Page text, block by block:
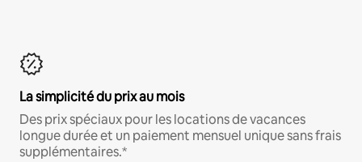
La simplicité du prix au mois
Des prix spéciaux pour les locations de vacances
longue durée et un paiement mensuel unique sans frais
supplémentaires.*